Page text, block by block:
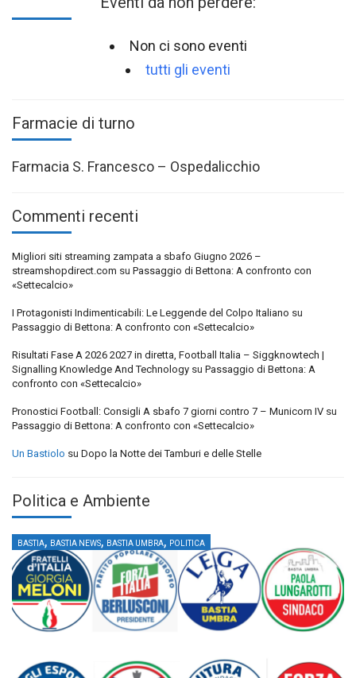
Non ci sono eventi
tutti gli eventi
Farmacie di turno
Farmacia S. Francesco – Ospedalicchio
Commenti recenti
Migliori siti streaming zampata a sbafo Giugno 2026 –
streamshopdirect.com su Passaggio di Bettona: A confronto con
«Settecalcio»
I Protagonisti Indimenticabili: Le Leggende del Colpo Italiano su
Passaggio di Bettona: A confronto con «Settecalcio»
Risultati Fase A 2026 2027 in diretta, Football Italia – Siggknowtech |
Signalling Knowledge And Technology su Passaggio di Bettona: A
confronto con «Settecalcio»
Pronostici Football: Consigli A sbafo 7 giorni contro 7 – Municorn IV su
Passaggio di Bettona: A confronto con «Settecalcio»
Un Bastiolo su Dopo la Notte dei Tamburi e delle Stelle
Politica e Ambiente
BASTIA, BASTIA NEWS, BASTIA UMBRA, POLITICA